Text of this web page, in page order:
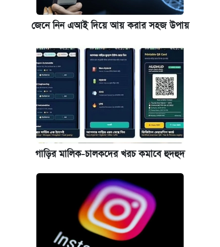
জেনে নিন এআই দিয়ে আয় করার সহজ উপায়
গাড়ির মালিক-চালকদের খরচ কমাবে হুদহুদ